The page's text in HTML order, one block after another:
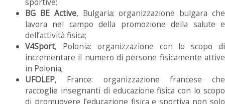
BG BE Active, Bulgaria: organizzazione bulgara che
lavora nel campo della promozione della salute e
dell’attività fisica;
V4Sport, Polonia: organizzazione con lo scopo di
incrementare il numero di persone fisicamente attive
in Polonia;
UFOLEP, France: organizzazione francese che
raccoglie insegnanti di educazione fisica con lo scopo
di promuovere l’educazione fisica e sportiva non solo